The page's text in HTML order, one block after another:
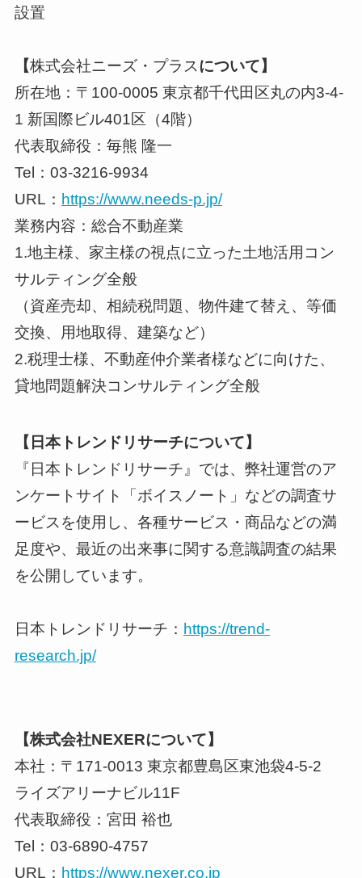
設置
【株式会社ニーズ・プラスについて】
所在地：〒100-0005 東京都千代田区丸の内3-4-
1 新国際ビル401区（4階）
代表取締役：毎熊 隆一
Tel：03-3216-9934
URL： https://www.needs-p.jp/
業務内容：総合不動産業
1.地主様、家主様の視点に立った土地活用コン
サルティング全般
（資産売却、相続税問題、物件建て替え、等価
交換、用地取得、建築など）
2.税理士様、不動産仲介業者様などに向けた、
貸地問題解決コンサルティング全般
【日本トレンドリサーチについて】
『日本トレンドリサーチ』では、弊社運営のア
ンケートサイト「ボイスノート」などの調査サ
ービスを使用し、各種サービス・商品などの満
足度や、最近の出来事に関する意識調査の結果
を公開しています。
日本トレンドリサーチ： https://trend-
research.jp/
【株式会社NEXERについて】
本社：〒171-0013 東京都豊島区東池袋4-5-2
ライズアリーナビル11F
代表取締役：宮田 裕也
Tel：03-6890-4757
URL： https://www.nexer.co.jp